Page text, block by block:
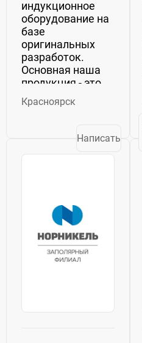
индукционное
оборудование на
базе
оригинальных
разработок.
Основная наша
продукция - это
плавильные
тигельные
мощностью от 5
плавки цветных
Красноярск
Написать